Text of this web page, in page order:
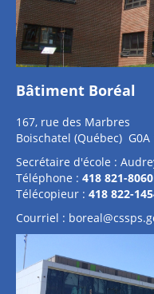
Bâtiment Boréal
167, rue des Marbres
Boischatel (Québec) G0A
Secrétaire d'école :
Téléphone : 418 821-8060
Télécopieur : 418 822-
Courriel :